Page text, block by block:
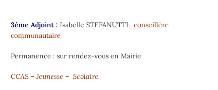
3ème Adjoint : Isabelle STEFANUTTI-conseillère
communautaire
Permanence : sur rendez-vous en Mairie
CCAS – Jeunesse – Scolaire.